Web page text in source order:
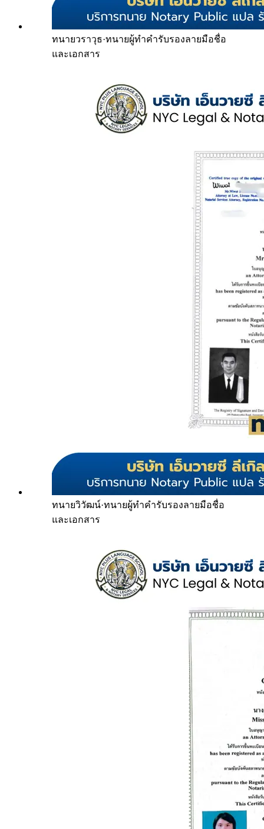
ทนายวราวุธ·ทนายผู้ทำคำรับรองลายมือชื่อ
และเอกสาร
ทนายวิวัฒน์·ทนายผู้ทำคำรับรองลายมือชื่อ
และเอกสาร